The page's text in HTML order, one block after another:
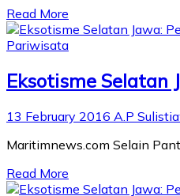
Read More
Pariwisata
Eksotisme Selatan
13 February 2016 A.P
Maritimnews.com Selain
Read More